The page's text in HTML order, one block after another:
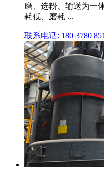
磨、选粉、输送为一
耗低、磨耗 ...
联系电话: 180 3780